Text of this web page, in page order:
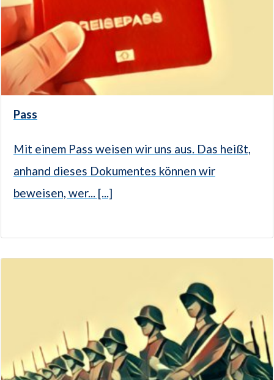
Pass
Mit einem Pass weisen wir uns aus. Das heißt,
anhand dieses Dokumentes können wir
beweisen, wer... [...]